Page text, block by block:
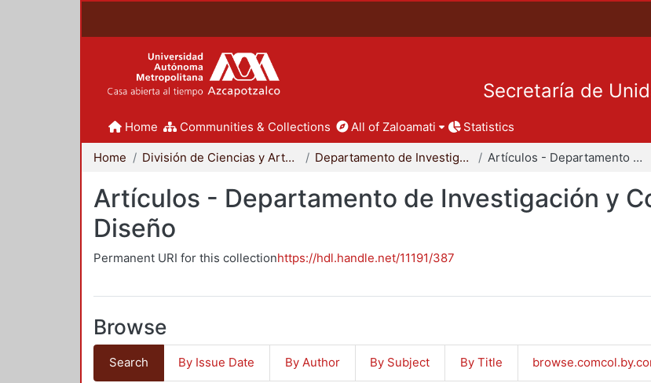
Secretaría de
Home Communities & Collections All of Zaloamati Statistics
Home División de Ciencias y Artes para el Diseño Departamento de Investigación y Conocimiento para el Diseño Artículos - Departamento de Investigación y Conocimiento para el Diseño
Artículos - Departamento de Investigación y
Diseño
Permanent URI for this collectionhttps://hdl.handle.net/11191/387
Browse
Search By Issue Date By Author By Subject By Title